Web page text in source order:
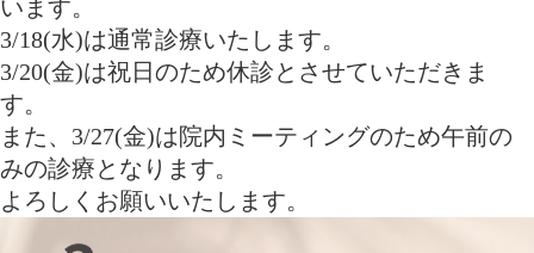
います。
3/18(水)は通常診療いたします。
3/20(金)は祝日のため休診とさせていただきま
す。
また、3/27(金)は院内ミーティングのため午前の
みの診療となります。
よろしくお願いいたします。